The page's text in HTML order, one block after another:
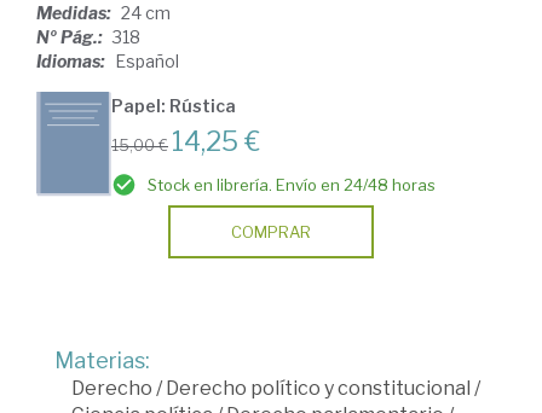
Medidas: 24 cm
Nº Pág.: 318
Idiomas: Español
Papel: Rústica
15,00 € 14,25 €
Stock en librería. Envío en 24/48 horas
COMPRAR
Materias:
Derecho /Derecho político y constitucional /